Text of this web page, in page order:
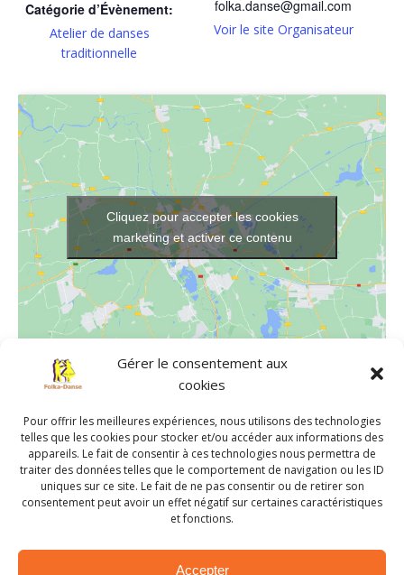
Gérer le consentement aux
cookies
Pour offrir les meilleures expériences, nous utilisons des technologies
telles que les cookies pour stocker et/ou accéder aux informations des
appareils. Le fait de consentir à ces technologies nous permettra de
traiter des données telles que le comportement de navigation ou les ID
uniques sur ce site. Le fait de ne pas consentir ou de retirer son
consentement peut avoir un effet négatif sur certaines caractéristiques
et fonctions.
Accepter
Catégorie d’Évènement:
Atelier de danses
traditionnelle
folka.danse@gmail.com
Voir le site Organisateur
LIEU
Salle de danse de Chavagnes-en-Paillers
639 rue Jean de Suzannet
Chavagnes-en-Paillers, 85250 France + Google Map
Cliquez pour accepter les cookies
marketing et activer ce contenu
Atelier de danses traditionnelles
avec Anne-Marie et Gérard,
Atelier de danses traditionnelles
avec Anne-Marie et Gérard,